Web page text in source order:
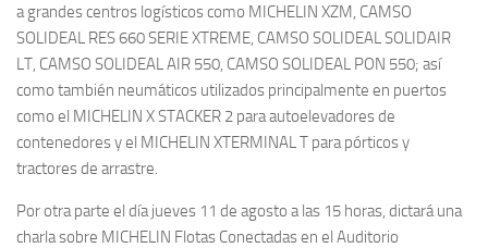
a grandes centros logísticos como MICHELIN XZM, CAMSO
SOLIDEAL RES 660 SERIE XTREME, CAMSO SOLIDEAL SOLIDAIR
LT, CAMSO SOLIDEAL AIR 550, CAMSO SOLIDEAL PON 550; así
como también neumáticos utilizados principalmente en puertos
como el MICHELIN X STACKER 2 para autoelevadores de
contenedores y el MICHELIN XTERMINAL T para pórticos y
tractores de arrastre.
Por otra parte el día jueves 11 de agosto a las 15 horas, dictará una
charla sobre MICHELIN Flotas Conectadas en el Auditorio